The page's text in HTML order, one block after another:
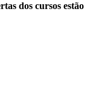
dos cursos estão